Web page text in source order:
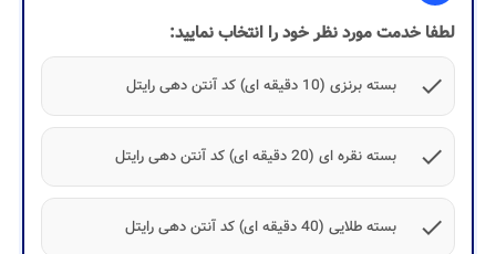
لطفا خدمت مورد نظر خود را انتخاب نمایید:
check
بسته برنزی (10 دقیقه ای) کد آنتن دهی رایتل
check بسته نقره ای (20 دقیقه ای) کد آنتن دهی رایتل
check بسته طلایی (40 دقیقه ای) کد آنتن دهی رایتل